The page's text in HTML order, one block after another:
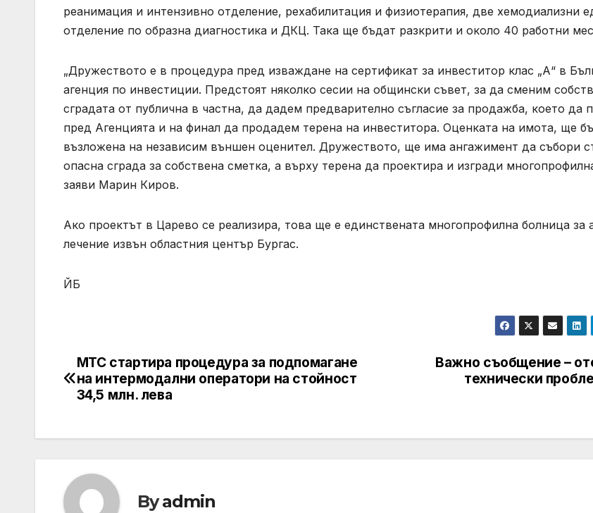
реанимация и интензивно отделение, рехабилитация и физиотерапия, две хемодиализни
отделение по образна диагностика и ДКЦ. Така ще бъдат разкрити и около 40 работни
„Дружеството е в процедура пред изваждане на сертификат за инвеститор клас „А“ в
агенция по инвестиции. Предстоят няколко сесии на общински съвет, за да сменим
сградата от публична в частна, да дадем предварително съгласие за продажба, което да
пред Агенцията и на финал да продадем терена на инвеститора. Оценката на имота, ще
възложена на независим външен оценител. Дружеството, ще има ангажимент да събори
опасна сграда за собствена сметка, а върху терена да проектира и изгради
заяви Марин Киров.
Ако проектът в Царево се реализира, това ще е единствената многопрофилна болница за
лечение извън областния център Бургас.
ЙБ
Post
navigation
Важно съобщение –
технически
МТС стартира процедура за подпомагане
на интермодални оператори на стойност
34,5 млн. лева
Byadmin